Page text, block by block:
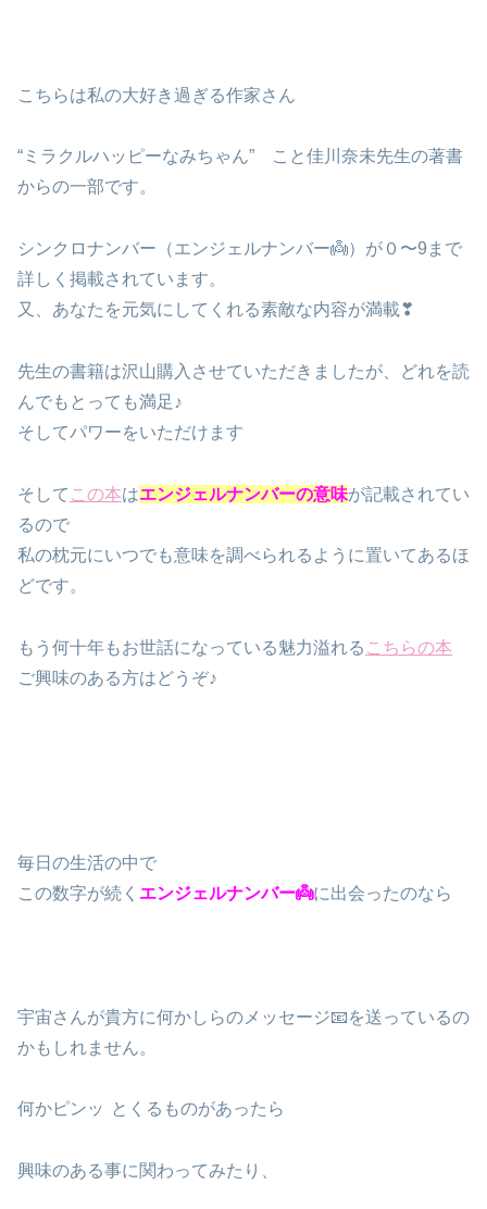
こちらは私の大好き過ぎる作家さん
“ミラクルハッピーなみちゃん” こと佳川奈未先生の著書
からの一部です。
シンクロナンバー（エンジェルナンバー👼）が０〜9まで
詳しく掲載されています。
又、あなたを元気にしてくれる素敵な内容が満載❣
先生の書籍は沢山購入させていただきましたが、どれを読
んでもとっても満足♪
そしてパワーをいただけます
そして この本はエンジェルナンバーの意味が記載されてい
るので
私の枕元にいつでも意味を調べられるように置いてあるほ
どです。
もう何十年もお世話になっている魅力溢れる こちらの本
ご興味のある方はどうぞ♪
毎日の生活の中で
この数字が続く エンジェルナンバー👼に出会ったのなら
宇宙さんが貴方に何かしらのメッセージ📧を送っているの
かもしれません。
何かピンッ とくるものがあったら
興味のある事に関わってみたり、